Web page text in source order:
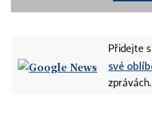
Přidejte
své
zprávách.